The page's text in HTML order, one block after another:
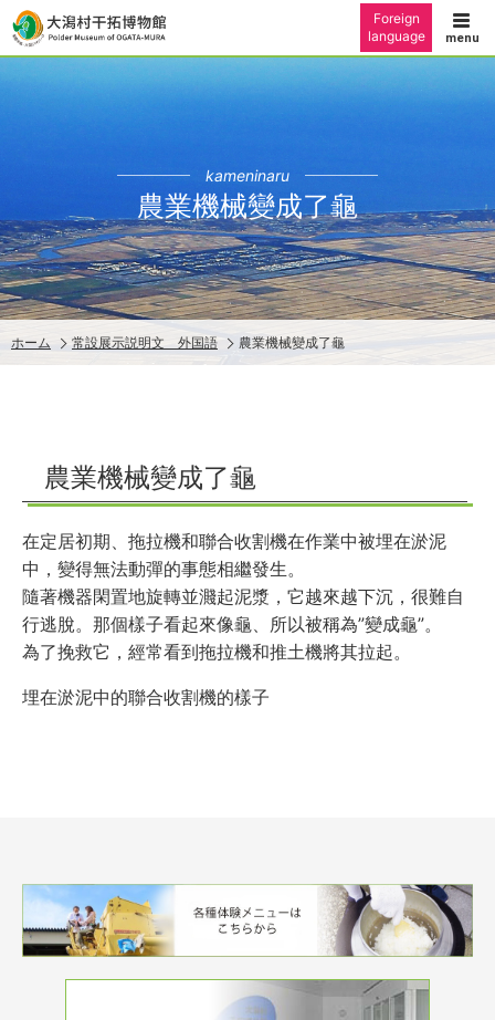
Foreign
language
kameninaru
農業機械變成了龜
ホーム 常設展示説明文 外国語 農業機械變成了龜
農業機械變成了龜
在定居初期、拖拉機和聯合收割機在作業中被埋在淤泥
中，變得無法動彈的事態相繼發生。
隨著機器閑置地旋轉並濺起泥漿，它越來越下沉，很難自
行逃脫。那個樣子看起來像龜、所以被稱為”變成龜”。
為了挽救它，經常看到拖拉機和推土機將其拉起。
埋在淤泥中的聯合收割機的樣子